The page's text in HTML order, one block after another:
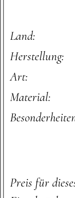
Land:
Herstellung:
Art:
Material:
Preis für